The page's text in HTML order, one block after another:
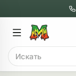
Поиск
Главное меню